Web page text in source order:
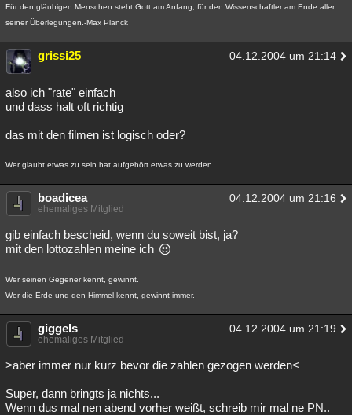
Für den gläubigen Menschen steht Gott am Anfang, für den Wissenschaftler am Ende aller
seiner Überlegungen.-Max Planck
grissi25 04.12.2004 um 21:14
also ich "rate" einfach
und dass halt oft richtig
das mit den filmen ist logisch oder?
Wer glaubt etwas zu sein hat aufgehört etwas zu werden
boadicea 04.12.2004 um 21:16
ehemaliges Mitglied
gib einfach bescheid, wenn du soweit bist, ja?
mit den lottozahlen meine ich
Wer seinen Gegener kennt, gewinnt.
Wer die Erde und den Himmel kennt, gewinnt immer.
giggels 04.12.2004 um 21:19
ehemaliges Mitglied
>aber immer nur kurz bevor die zahlen gezogen werden<
Super, dann bringts ja nichts...
Wenn dus mal nen abend vorher weißt, schreib mir mal ne PN..